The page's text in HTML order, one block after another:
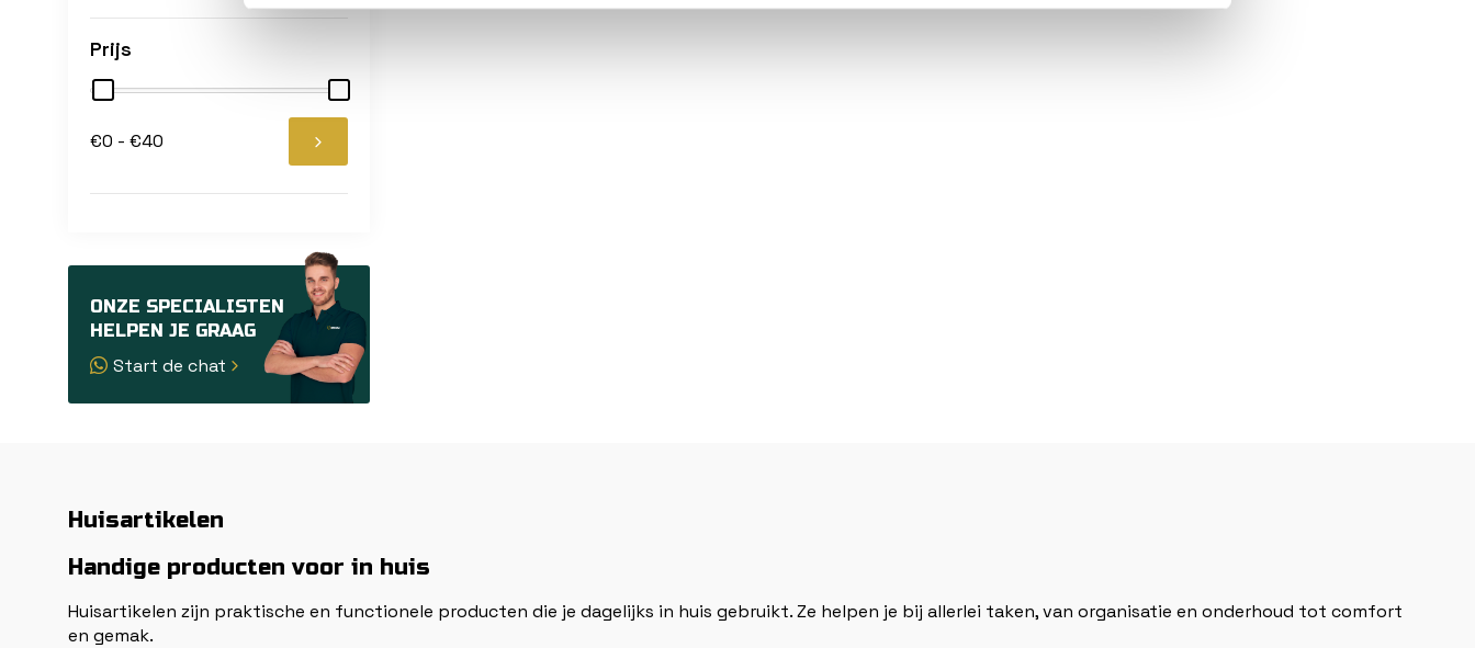
Prijs
€0 - €40
ONZE SPECIALISTEN
HELPEN JE GRAAG
Start de chat
Huisartikelen
Handige producten voor in huis
Huisartikelen zijn praktische en functionele producten die je dagelijks in huis gebruikt. Ze helpen je bij allerlei taken, van organisatie en onderhoud tot comfort
en gemak.